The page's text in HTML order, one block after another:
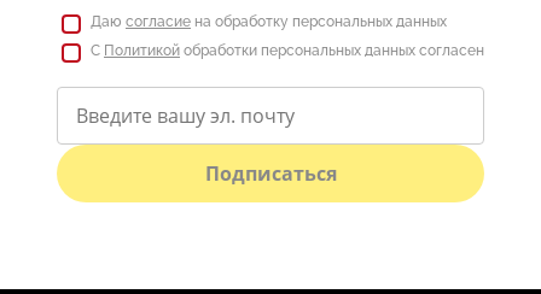
Даю согласие на обработку персональных данных
С Политикой обработки персональных данных согласен
Подписаться